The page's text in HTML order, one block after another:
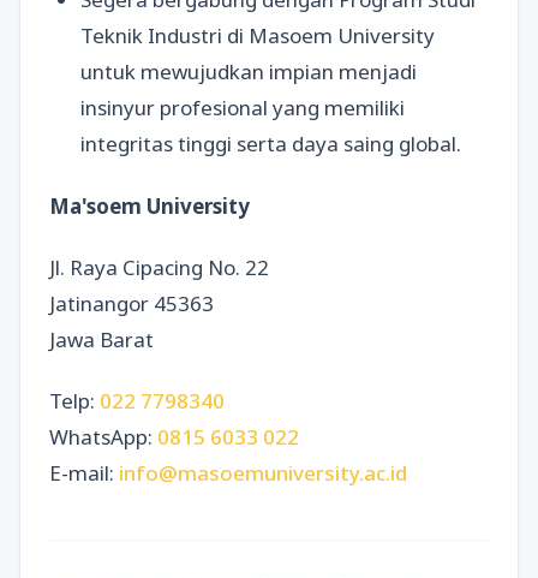
Teknik Industri di Masoem University
untuk mewujudkan impian menjadi
insinyur profesional yang memiliki
integritas tinggi serta daya saing global.
Ma'soem University
Jl. Raya Cipacing No. 22
Jatinangor 45363
Jawa Barat
Telp: 022 7798340
WhatsApp: 0815 6033 022
E-mail: info@masoemuniversity.ac.id